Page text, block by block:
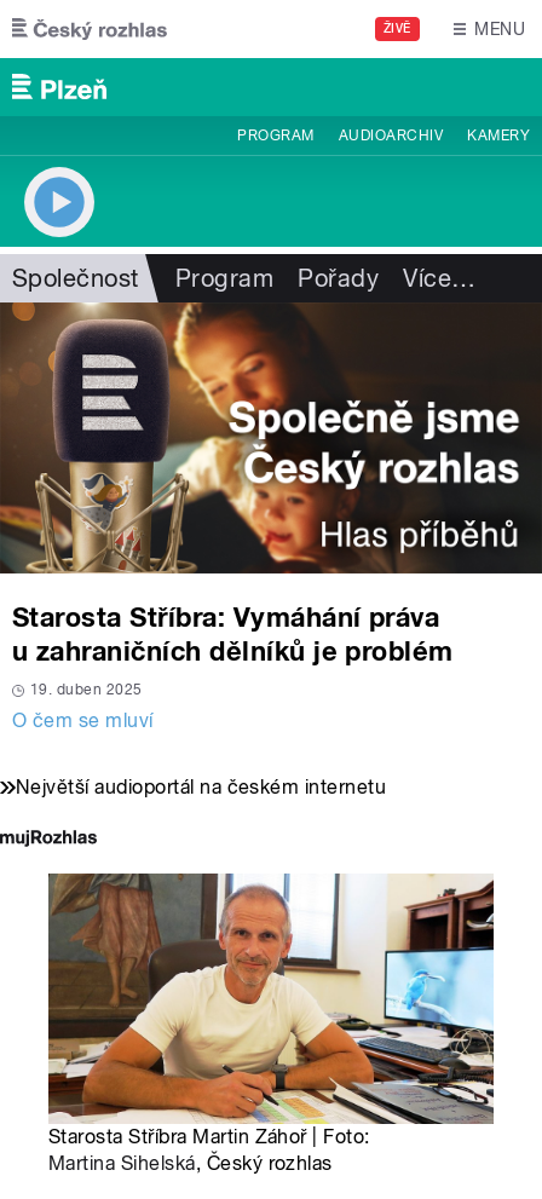
Přejít k hlavnímu obsahu
ŽIVĚ MENU
PROGRAM AUDIOARCHIV KAMERY
Společnost Program Pořady Více…
Starosta Stříbra: Vymáhání práva
u zahraničních dělníků je problém
19. duben 2025
O čem se mluví
Největší audioportál na českém internetu
Starosta Stříbra Martin Záhoř | Foto:
Martina Sihelská, Český rozhlas